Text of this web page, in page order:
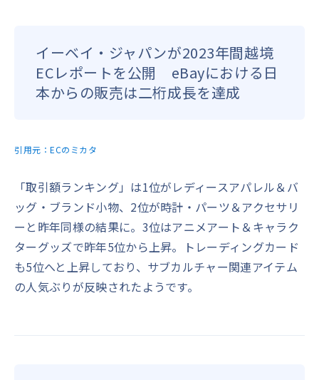
イーベイ・ジャパンが2023年間越境
ECレポートを公開 eBayにおける日
本からの販売は二桁成長を達成
引用元：ECのミカタ
「取引額ランキング」は1位がレディースアパレル＆バ
ッグ・ブランド小物、2位が時計・パーツ＆アクセサリ
ーと昨年同様の結果に。3位はアニメアート＆キャラク
ターグッズで昨年5位から上昇。トレーディングカード
も5位へと上昇しており、サブカルチャー関連アイテム
の人気ぶりが反映されたようです。